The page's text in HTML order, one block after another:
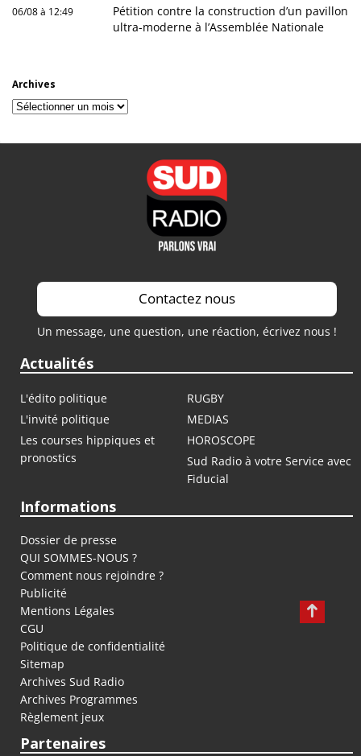
06/08 à 12:49
Pétition contre la construction d’un pavillon
ultra-moderne à l’Assemblée Nationale
Archives
Archives
Contactez nous
Un message, une question, une réaction, écrivez nous !
Actualités
L'édito politique
RUGBY
L'invité politique
MEDIAS
Les courses hippiques et
pronostics
HOROSCOPE
Sud Radio à votre Service avec
Fiducial
Informations
Dossier de presse
QUI SOMMES-NOUS ?
Comment nous rejoindre ?
Publicité
Mentions Légales
CGU
Politique de confidentialité
Sitemap
Archives Sud Radio
Archives Programmes
Règlement jeux
Partenaires